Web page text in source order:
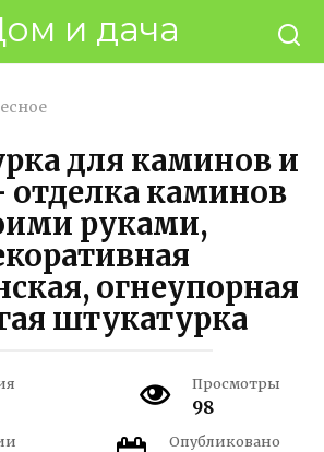
и дача
для каминов и
каминов
руками,
огнеупорная
штукатурка
Просмотры
98
Опубликовано